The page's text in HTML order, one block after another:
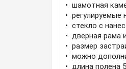
• шамотная
• регулируемые
• стекло с
• дверная рама
• размер
• можно
• длина полена